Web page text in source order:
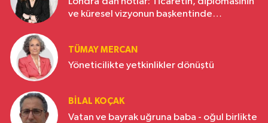
ve küresel vizyonun başkentinde
TÜMAY MERCAN
Yöneticilikte yetkinlikler dönüştü
BILAL KOÇAK
Vatan ve bayrak uğruna baba - oğul birlikte